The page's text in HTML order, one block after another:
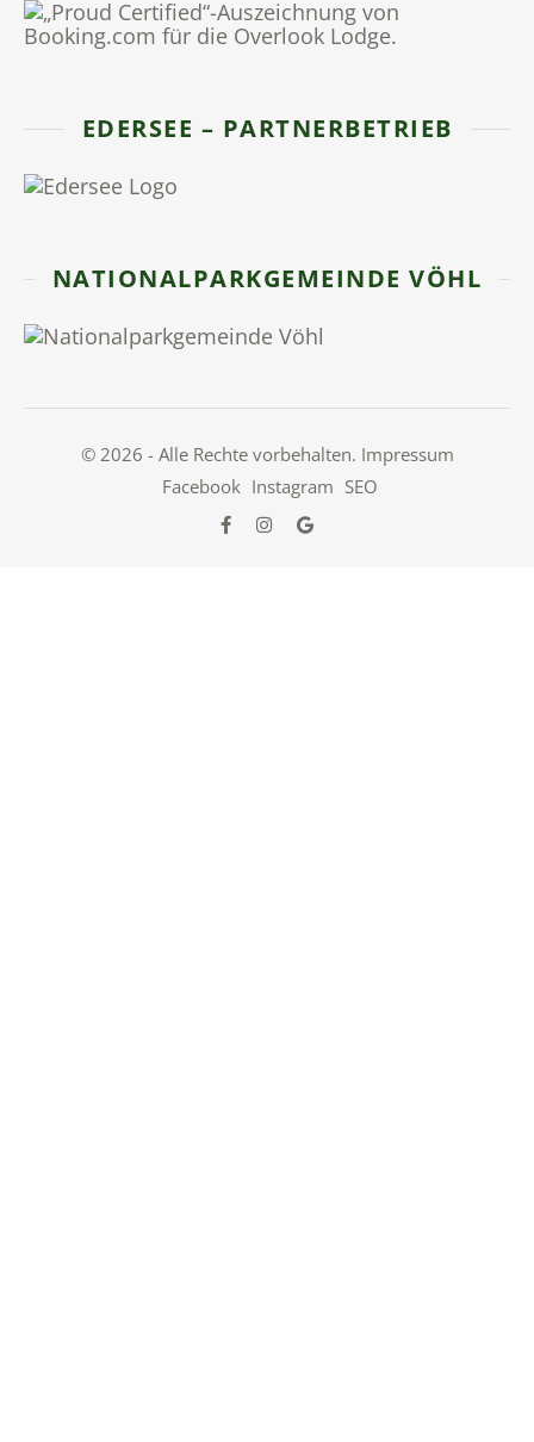
EDERSEE – PARTNERBETRIEB
NATIONALPARKGEMEINDE VÖHL
© 2026 - Alle Rechte vorbehalten. Impressum
Facebook Instagram SEO